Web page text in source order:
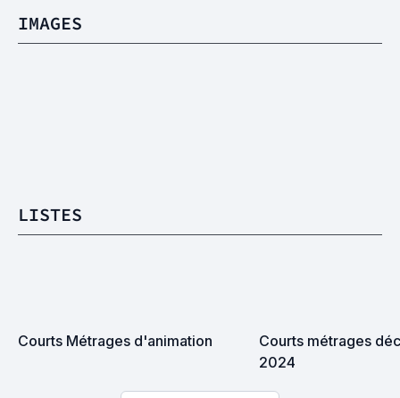
IMAGES
LISTES
Courts Métrages d'animation
Courts métrages
2024